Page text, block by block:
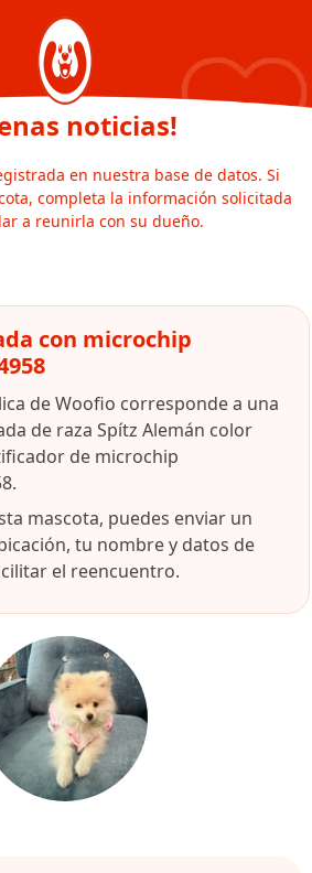
noticias!
en nuestra base de datos. Si
completa la información solicitada
a reunirla con su dueño.
con microchip
de Woofio corresponde a una
de raza Spítz Alemán color
de microchip
mascota, puedes enviar un
tu nombre y datos de
el reencuentro.